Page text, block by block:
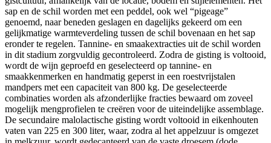
sap en de schil worden met een peddel, ook wel “pigeage”
genoemd, naar beneden geslagen en dagelijks gekeerd om een ​​
gelijkmatige warmteverdeling tussen de schil bovenaan en het sap
eronder te regelen. Tannine- en smaakextracties uit de schil worden
in dit stadium zorgvuldig gecontroleerd. Zodra de gisting is voltooid,
wordt de wijn geproefd en geselecteerd op tannine- en
smaakkenmerken en handmatig geperst in een roestvrijstalen
mandpers met een capaciteit van 800 kg. De geselecteerde
combinaties worden als afzonderlijke fracties bewaard om zoveel
mogelijk mengprofielen te creëren voor de uiteindelijke assemblage.
De secundaire malolactische gisting wordt voltooid in eikenhouten
vaten van 225 en 300 liter, waar, zodra al het appelzuur is omgezet